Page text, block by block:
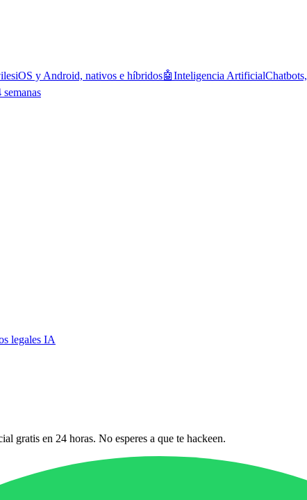
iOS y Android, nativos e híbridos🤖Inteligencia Artificial
legales IA
gratis en 24 horas. No esperes a que te hackeen.